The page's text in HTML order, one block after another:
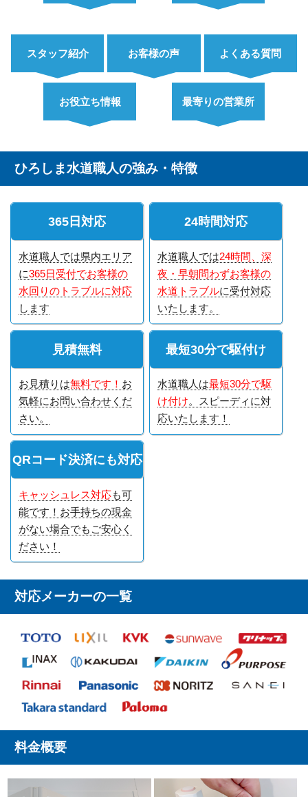
スタッフ紹介 お客様の声 よくある質問
お役立ち情報 最寄りの営業所
ひろしま水道職人の強み・特徴
365日対応
水道職人では県内エリア
に365日受付でお客様の
水回りのトラブルに対応
します
24時間対応
水道職人では24時間、深
夜・早朝問わずお客様の
水道トラブルに受付対応
いたします。
見積無料
お見積りは無料です！ お
気軽にお問い合わせくだ
さい。
最短30分で駆付け
水道職人は最短30分で駆
け付け。スピーディに対
応いたします！
QRコード決済にも対応
キャッシュレス対応も可
能です！お手持ちの現金
がない場合でもご安心く
ださい！
対応メーカーの一覧
料金概要